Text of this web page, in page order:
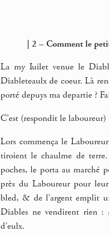
| 2 – Comment le
La my Iuilet venue le
Diableteaulx de coeur. Là
porté depuys ma departie ?
C’est (respondit le laboureur)
Lors commença le
tiroient le chaulme de
poches, le porta au marché
près du Laboureur pour
bled, & de l’argent emplit
Diables ne vendirent rien :
d’eulx.